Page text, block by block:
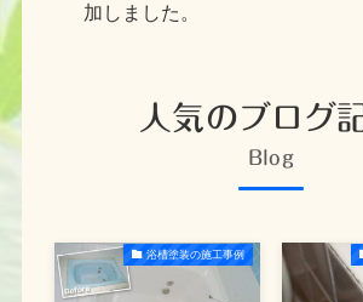
加しました。
人気のブログ
Blog
浴槽塗装の施工事例